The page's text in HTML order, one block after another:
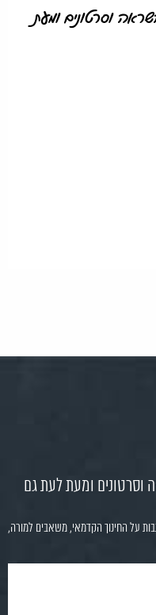
וסרטונים ומעת
וסרטונים ומעת לעת גם
על החינוך הקדמאי, משאבים למורה,